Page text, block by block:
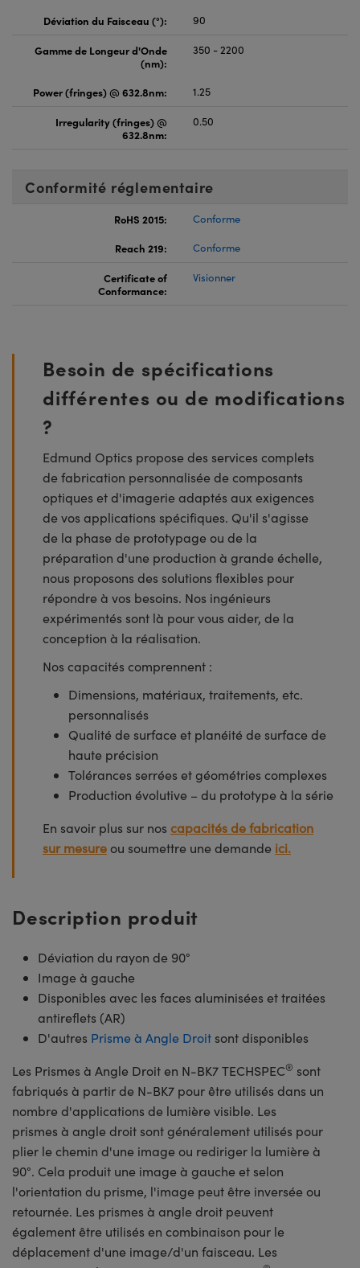
Déviation du Faisceau (°):
90
Gamme de Longeur d'Onde
(nm):
350 - 2200
Power (fringes) @ 632.8nm: 1.25
Irregularity (fringes) @
632.8nm:
0.50
Conformité réglementaire
RoHS 2015:
Conforme
Reach 219:
Conforme
Certificate of
Conformance:
Visionner
Besoin de spécifications
différentes ou de modifications
?
Edmund Optics propose des services complets
de fabrication personnalisée de composants
optiques et d'imagerie adaptés aux exigences
de vos applications spécifiques. Qu'il s'agisse
de la phase de prototypage ou de la
préparation d'une production à grande échelle,
nous proposons des solutions flexibles pour
répondre à vos besoins. Nos ingénieurs
expérimentés sont là pour vous aider, de la
conception à la réalisation.
Nos capacités comprennent :
Dimensions, matériaux, traitements, etc.
personnalisés
Qualité de surface et planéité de surface de
haute précision
Tolérances serrées et géométries complexes
Production évolutive – du prototype à la série
En savoir plus sur nos capacités de fabrication
sur mesure ou soumettre une demande ici.
Description produit
Déviation du rayon de 90°
Image à gauche
Disponibles avec les faces aluminisées et traitées
antireflets (AR)
D'autres Prisme à Angle Droit sont disponibles
Les Prismes à Angle Droit en N-BK7 TECHSPEC® sont
fabriqués à partir de N-BK7 pour être utilisés dans un
nombre d'applications de lumière visible. Les
prismes à angle droit sont généralement utilisés pour
plier le chemin d'une image ou rediriger la lumière à
90°. Cela produit une image à gauche et selon
l'orientation du prisme, l'image peut être inversée ou
retournée. Les prismes à angle droit peuvent
également être utilisés en combinaison pour le
déplacement d'une image/d'un faisceau. Les